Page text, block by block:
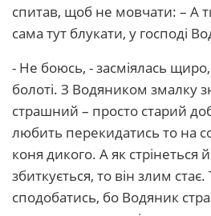
спитав, щоб не мовчати: – А
сама тут блукати, у господі
- Не боюсь, - засміялась
болоті. З Водяником змалку
страшний – просто старий
любить перекидатись то на
коня дикого. А як стрінеться
збиткується, то він злим
сподобатись, бо Водяник